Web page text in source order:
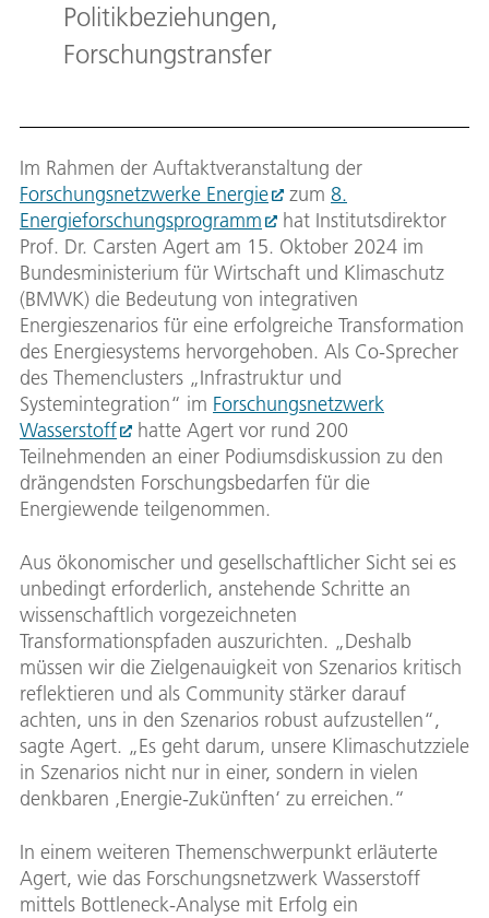
Politikbeziehungen,
Forschungstransfer
Im Rahmen der Auftaktveranstaltung der
Forschungsnetzwerke Energie
zum 8.
Energieforschungsprogramm
hat Institutsdirektor
Prof. Dr. Carsten Agert am 15. Oktober 2024 im
Bundesministerium für Wirtschaft und Klimaschutz
(BMWK) die Bedeutung von integrativen
Energieszenarios für eine erfolgreiche Transformation
des Energiesystems hervorgehoben. Als Co-Sprecher
des Themenclusters „Infrastruktur und
Systemintegration“ im Forschungsnetzwerk
Wasserstoff
hatte Agert vor rund 200
Teilnehmenden an einer Podiumsdiskussion zu den
drängendsten Forschungsbedarfen für die
Energiewende teilgenommen.
Aus ökonomischer und gesellschaftlicher Sicht sei es
unbedingt erforderlich, anstehende Schritte an
wissenschaftlich vorgezeichneten
Transformationspfaden auszurichten. „Deshalb
müssen wir die Zielgenauigkeit von Szenarios kritisch
reflektieren und als Community stärker darauf
achten, uns in den Szenarios robust aufzustellen“,
sagte Agert. „Es geht darum, unsere Klimaschutzziele
in Szenarios nicht nur in einer, sondern in vielen
denkbaren ‚Energie-Zukünften‘ zu erreichen.“
In einem weiteren Themenschwerpunkt erläuterte
Agert, wie das Forschungsnetzwerk Wasserstoff
mittels Bottleneck-Analyse mit Erfolg ein